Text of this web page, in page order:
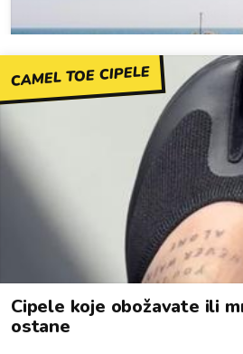
CAMEL TOE CIPELE
Cipele koje obožavate ili
ostane